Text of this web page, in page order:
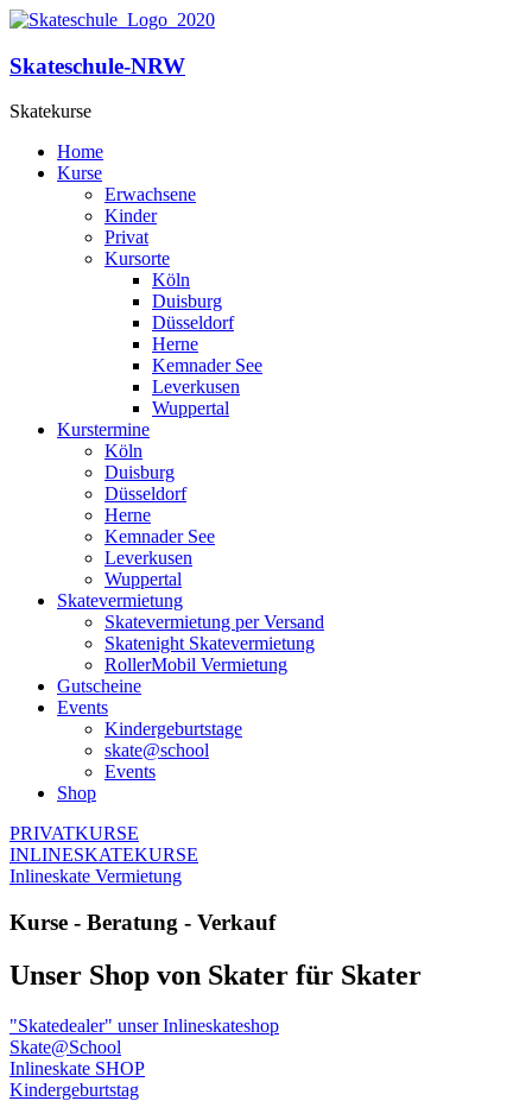
Skateschule-NRW
Skatekurse
Home
Kurse
Erwachsene
Kinder
Privat
Kursorte
Köln
Duisburg
Düsseldorf
Herne
Kemnader See
Leverkusen
Wuppertal
Kurstermine
Köln
Duisburg
Düsseldorf
Herne
Kemnader See
Leverkusen
Wuppertal
Skatevermietung
Skatevermietung per Versand
Skatenight Skatevermietung
RollerMobil Vermietung
Gutscheine
Events
Kindergeburtstage
skate@school
Events
Shop
PRIVATKURSE
INLINESKATEKURSE
Inlineskate Vermietung
Kurse - Beratung - Verkauf
Unser Shop von Skater für Skater
"Skatedealer" unser Inlineskateshop
Skate@School
Inlineskate SHOP
Kindergeburtstag